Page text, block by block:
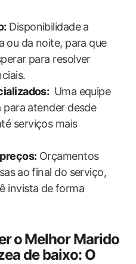
Disponibilidade⁣ a ​
ou da noite, para que
para resolver⁢
⁢ Uma equipe
atender desde
serviços mais
Orçamentos
ao final do serviço,
‌invista de⁣ forma
o ⁣Melhor Marido
de baixo: O